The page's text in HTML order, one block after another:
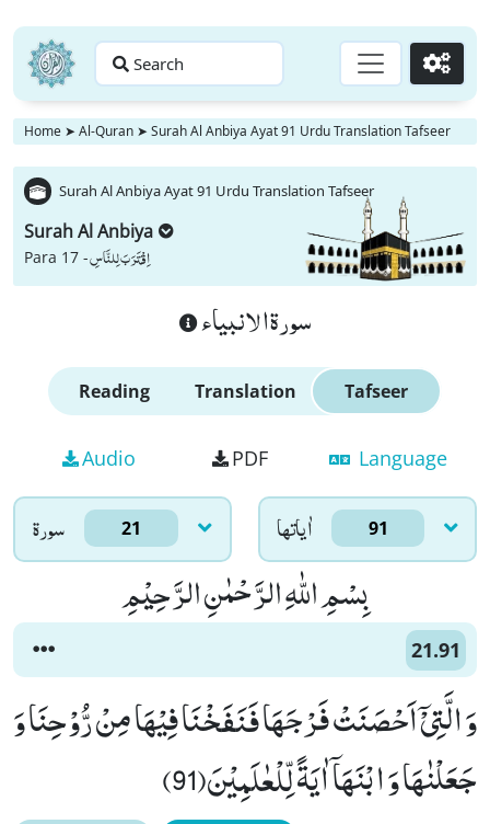
Search Go
Home ➤ Al-Quran ➤ Surah Al Anbiya Ayat 91 Urdu Translation Tafseer
Surah Al Anbiya Ayat 91 Urdu Translation Tafseer
Surah Al Anbiya
Para 17 -اِقْتَرَبَ لِلنَّاسِ
سورة الانبياء
Reading Translation Tafseer
Audio PDF Language
سورۃ 21 اٰياتها 91
بِسْمِ اللّٰهِ الرَّحْمٰنِ الرَّحِیْمِ
21.91
وَ الَّتِیْۤ اَحْصَنَتْ فَرْجَهَا فَنَفَخْنَا فِیْهَا مِنْ رُّوْحِنَا وَ
جَعَلْنٰهَا وَ ابْنَهَاۤ اٰیَةً لِّلْعٰلَمِیْنَ(91)